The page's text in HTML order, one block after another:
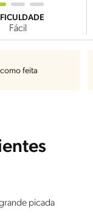
Fácil
feita
picada